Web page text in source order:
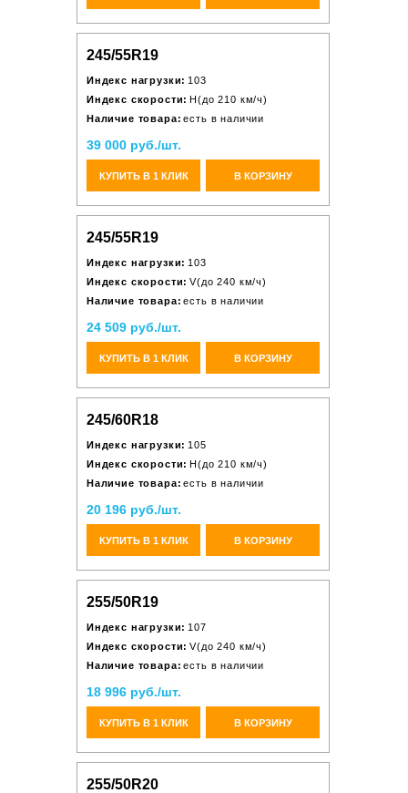
245/55R19
Индекс нагрузки: 103
Индекс скорости: H(до 210 км/ч)
Наличие товара: есть в наличии
39 000 руб./шт.
КУПИТЬ В 1 КЛИК В КОРЗИНУ
245/55R19
Индекс нагрузки: 103
Индекс скорости: V(до 240 км/ч)
Наличие товара: есть в наличии
24 509 руб./шт.
КУПИТЬ В 1 КЛИК В КОРЗИНУ
245/60R18
Индекс нагрузки: 105
Индекс скорости: H(до 210 км/ч)
Наличие товара: есть в наличии
20 196 руб./шт.
КУПИТЬ В 1 КЛИК В КОРЗИНУ
255/50R19
Индекс нагрузки: 107
Индекс скорости: V(до 240 км/ч)
Наличие товара: есть в наличии
18 996 руб./шт.
КУПИТЬ В 1 КЛИК В КОРЗИНУ
255/50R20